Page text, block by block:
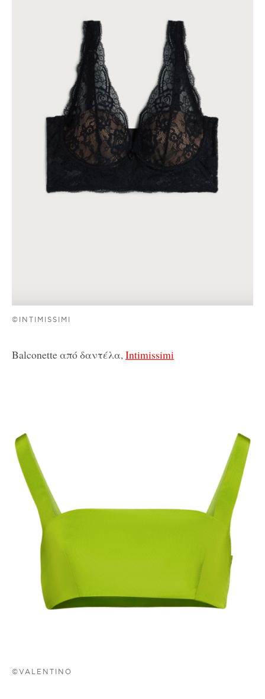
©INTIMISSIMI
Balconette από δαντέλα,Intimissimi
©VALENTINO